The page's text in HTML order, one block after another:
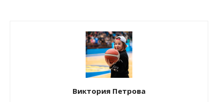
Виктория Петрова